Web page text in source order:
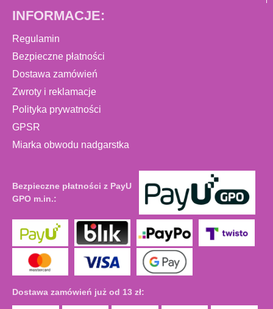
INFORMACJE:
Regulamin
Bezpieczne płatności
Dostawa zamówień
Zwroty i reklamacje
Polityka prywatności
GPSR
Miarka obwodu nadgarstka
Bezpieczne płatności z PayU
GPO m.in.:
Dostawa zamówień już od 13 zł: